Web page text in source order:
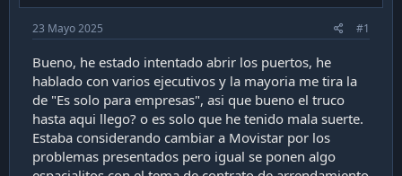
l
t
e
m
p
b
l
c
a
c
i
ó
n
23 Mayo 2025 #1
Bueno, he estado intentado abrir los puertos, he
hablado con varios ejecutivos y la mayoria me tira la
de "Es solo para empresas", asi que bueno el truco
hasta aqui llego? o es solo que he tenido mala suerte.
Estaba considerando cambiar a Movistar por los
problemas presentados pero igual se ponen algo